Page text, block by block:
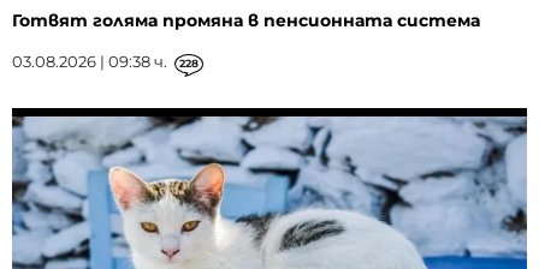
Готвят голяма промяна в пенсионната система
03.08.2026 | 09:38 ч. 228